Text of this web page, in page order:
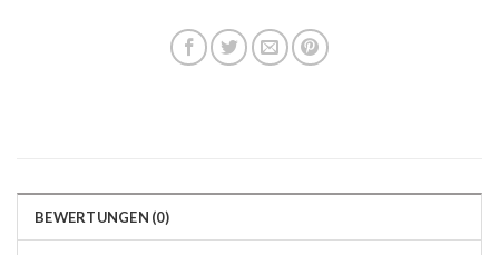
BEWERTUNGEN (0)